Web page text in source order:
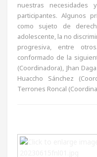
nuestras necesidades
participantes. Algunos
como sujeto de
adolescente, la no
progresiva, entre
conformado de la
(Coordinadora), Jhan
Huaccho Sánchez
Terrones Roncal